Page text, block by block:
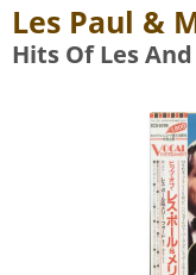
Les Paul &
Hits Of Les